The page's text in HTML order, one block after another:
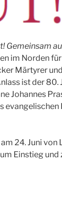
Gemeinsam
im Norden
Märtyrer
ist der
Johannes
24. Juni
Einstieg